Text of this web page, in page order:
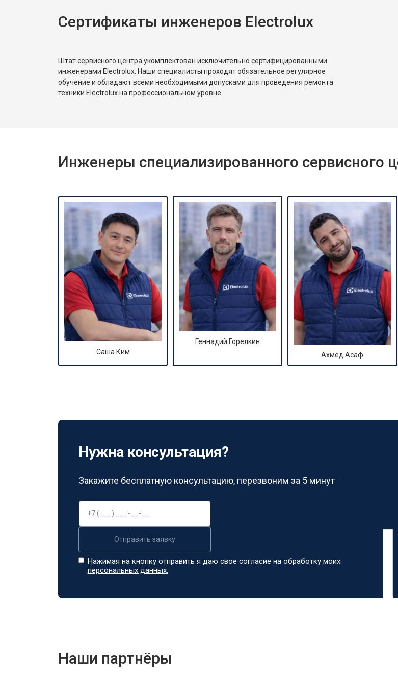
Замена реле
Сертификаты инженеров Electrolux
Штат сервисного центра укомплектован исключительно сертифицированными
инженерами Electrolux. Наши специалисты проходят обязательное регулярное
обучение и обладают всеми необходимыми допусками для проведения ремонта
техники Electrolux на профессиональном уровне.
Инженеры специализированного сервисного
Саша Ким
Геннадий Горелкин
Ахмед Асаф
Нужна консультация?
Закажите бесплатную консультацию, перезвоним за 5 минут
Отправить заявку
Нажимая на кнопку отправить я даю свое согласие на обработку моих
персональных данных.
Наши партнёры